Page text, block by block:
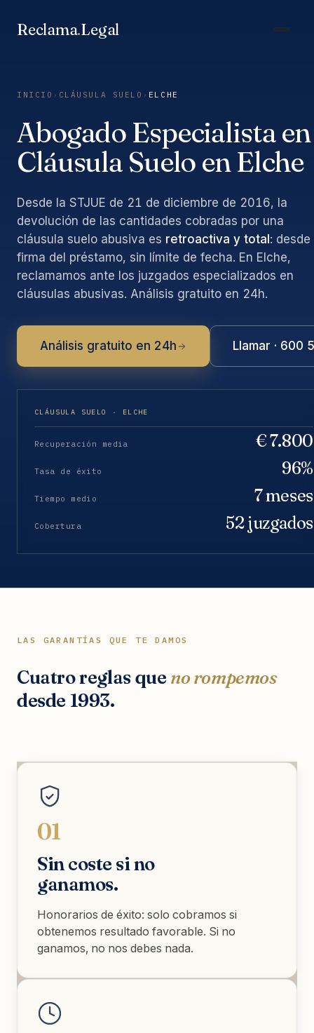
Reclama.Legal
INICIO › CLÁUSULA SUELO › ELCHE
Abogado Especialista en
Cláusula Suelo en Elche
Desde la STJUE de 21 de diciembre de 2016, la
devolución de las cantidades cobradas por una
cláusula suelo abusiva es retroactiva y total : desde
firma del préstamo, sin límite de fecha. En Elche,
reclamamos ante los juzgados especializados en
cláusulas abusivas. Análisis gratuito en 24h.
Análisis gratuito en 24h Llamar · 600
CLÁUSULA SUELO · ELCHE
Recuperación media € 7.800
Tasa de éxito 96%
Tiempo medio 7 meses
Cobertura 52 juzgados
LAS GARANTÍAS QUE TE DAMOS
Cuatro reglas que no rompemos
desde 1993.
01
Sin coste si no
ganamos.
Honorarios de éxito: solo cobramos si
obtenemos resultado favorable. Si no
ganamos, no nos debes nada.